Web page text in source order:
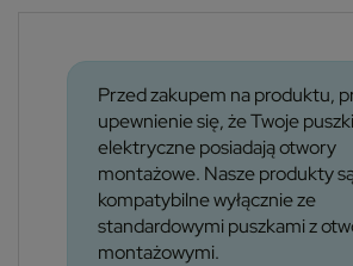
Przed zakupem na produktu,
upewnienie się, że Twoje puszki
elektryczne posiadają otwory
montażowe. Nasze produkty
kompatybilne wyłącznie ze
standardowymi puszkami z
montażowymi.